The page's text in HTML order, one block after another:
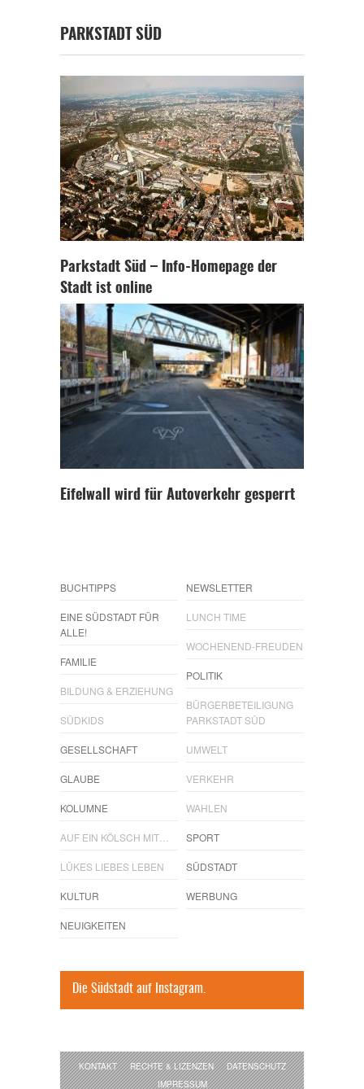
PARKSTADT SÜD
Parkstadt Süd – Info-Homepage der
Stadt ist online
Eifelwall wird für Autoverkehr gesperrt
BUCHTIPPS
EINE SÜDSTADT FÜR
ALLE!
FAMILIE
BILDUNG & ERZIEHUNG
SÜDKIDS
GESELLSCHAFT
GLAUBE
KOLUMNE
AUF EIN KÖLSCH MIT…
LÜKES LIEBES LEBEN
KULTUR
NEUIGKEITEN
NEWSLETTER
LUNCH TIME
WOCHENEND-FREUDEN
POLITIK
BÜRGERBETEILIGUNG
PARKSTADT SÜD
UMWELT
VERKEHR
WAHLEN
SPORT
SÜDSTADT
WERBUNG
Die Südstadt auf Instagram.
KONTAKT RECHTE & LIZENZEN
DATENSCHUTZ
IMPRESSUM